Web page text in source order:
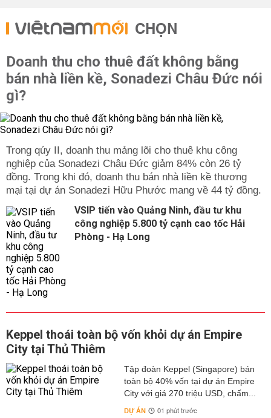
CHỌN
Doanh thu cho thuê đất không bằng
bán nhà liền kề, Sonadezi Châu Đức nói
gì?
Trong qúy II, doanh thu mảng lõi cho thuê khu công
nghiệp của Sonadezi Châu Đức giảm 84% còn 26 tỷ
đồng. Trong khi đó, doanh thu bán nhà liền kề thương
mại tại dự án Sonadezi Hữu Phước mang về 44 tỷ đồng.
VSIP tiến vào Quảng Ninh, đầu tư khu
công nghiệp 5.800 tỷ cạnh cao tốc Hải
Phòng - Hạ Long
Keppel thoái toàn bộ vốn khỏi dự án Empire
City tại Thủ Thiêm
Tập đoàn Keppel (Singapore) bán
toàn bộ 40% vốn tại dự án Empire
City với giá 270 triệu USD, chấm...
DỰ ÁN 01 phút trước